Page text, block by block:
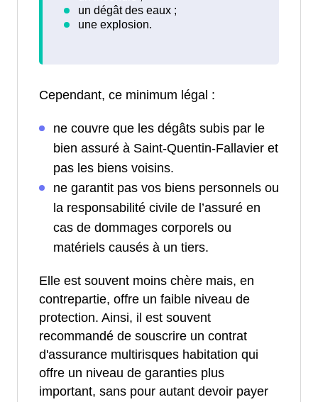
Cependant, ce minimum légal :
ne couvre que les dégâts subis par le
bien assuré à Saint-Quentin-Fallavier et
pas les biens voisins.
ne garantit pas vos biens personnels ou
la responsabilité civile de l’assuré en
cas de dommages corporels ou
matériels causés à un tiers.
Elle est souvent moins chère mais, en
contrepartie, offre un faible niveau de
protection. Ainsi, il est souvent
recommandé de souscrire un contrat
d'assurance multirisques habitation qui
offre un niveau de garanties plus
important, sans pour autant devoir payer